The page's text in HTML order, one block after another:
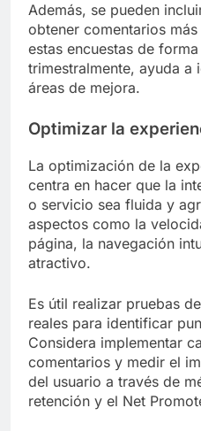
Además, se pueden
obtener comentarios
estas encuestas de
trimestralmente, ayuda a
áreas de mejora.
Optimizar la
La optimización de la
centra en hacer que la
o servicio sea fluida y
aspectos como la
página, la navegación
atractivo.
Es útil realizar pruebas
reales para identificar
Considera implementar
comentarios y medir el
del usuario a través de
retención y el Net